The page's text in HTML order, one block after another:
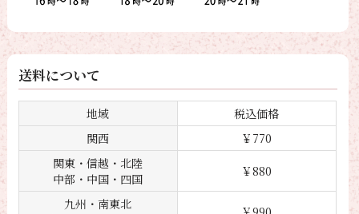
送料について
地域
税込価格
関西
￥770
関東・信越・北陸
中部・中国・四国
￥880
九州・南東北